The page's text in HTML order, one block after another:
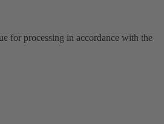
for processing in accordance with the